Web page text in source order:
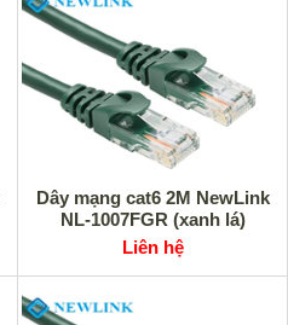
Dây mạng cat6 2M NewLink
NL-1007FGR (xanh lá)
Liên hệ